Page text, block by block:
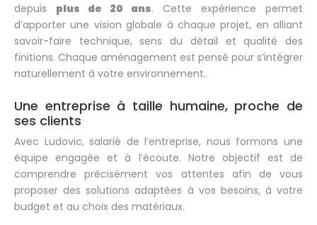
depuis plus de 20 ans. Cette expérience permet
d’apporter une vision globale à chaque projet, en alliant
savoir-faire technique, sens du détail et qualité des
finitions. Chaque aménagement est pensé pour s’intégrer
naturellement à votre environnement.
Une entreprise à taille humaine, proche de
ses clients
Avec Ludovic, salarié de l’entreprise, nous formons une
équipe engagée et à l’écoute. Notre objectif est de
comprendre précisément vos attentes afin de vous
proposer des solutions adaptées à vos besoins, à votre
budget et au choix des matériaux.